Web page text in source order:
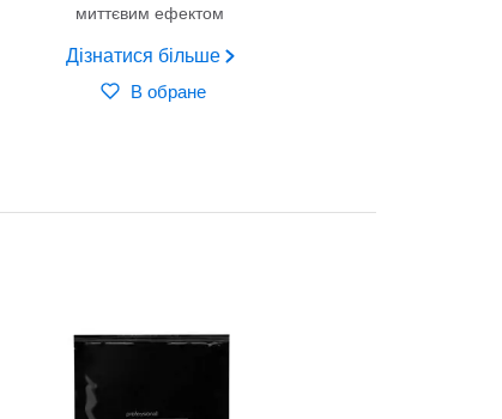
миттєвим ефектом
Дізнатися більше
В обране